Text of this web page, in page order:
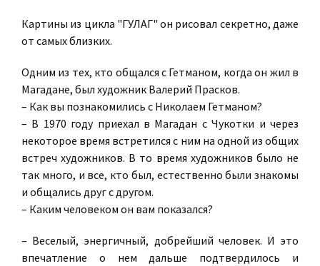
Картины из цикла "ГУЛАГ" он рисовал секретно, даже
от самых близких.
Одним из тех, кто общался с Гетманом, когда он жил в
Магадане, был художник Валерий Прасков.
– Как вы познакомились с Николаем Гетманом?
– В 1970 году приехал в Магадан с Чукотки и через
некоторое время встретился с ним на одной из общих
встреч художников. В то время художников было не
так много, и все, кто был, естественно были знакомы
и общались друг с другом.
– Каким человеком он вам показался?
– Веселый, энергичный, добрейший человек. И это
впечатление о нем дальше подтвердилось и